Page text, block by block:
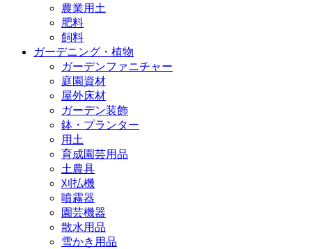
農業用土
肥料
飼料
ガーデニング・植物
ガーデンファニチャー
庭園資材
屋外床材
ガーデン装飾
鉢・プランター
用土
育成園芸用品
土農具
刈払機
噴霧器
園芸機器
散水用品
雪かき用品